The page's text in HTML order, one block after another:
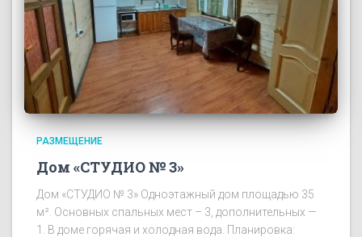
РАЗМЕЩЕНИЕ
Дом «СТУДИО № 3»
Дом «СТУДИО № 3» Одноэтажный дом площадью 35
м². Основных спальных мест – 3, дополнительных —
1. В доме горячая и холодная вода. Планировка: